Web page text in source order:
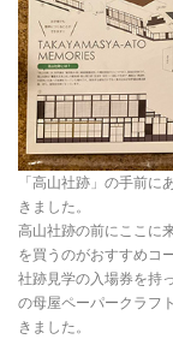
「高山社跡」の手前
きました。
高山社跡の前にここに
を買うのがおすすめコ
社跡見学の入場券を持
の母屋ペーパークラフ
きました。